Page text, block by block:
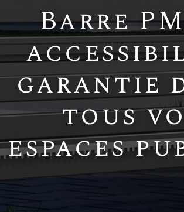
Barre
garantie
tous
espaces